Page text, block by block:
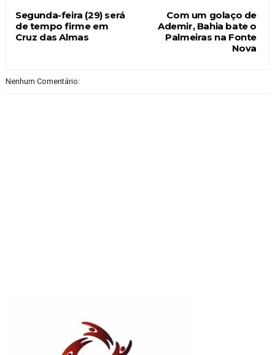
Com um golaço de
Ademir, Bahia bate o
Palmeiras na Fonte
Nova
Segunda-feira (29) será
de tempo firme em
Cruz das Almas
Nenhum Comentário: